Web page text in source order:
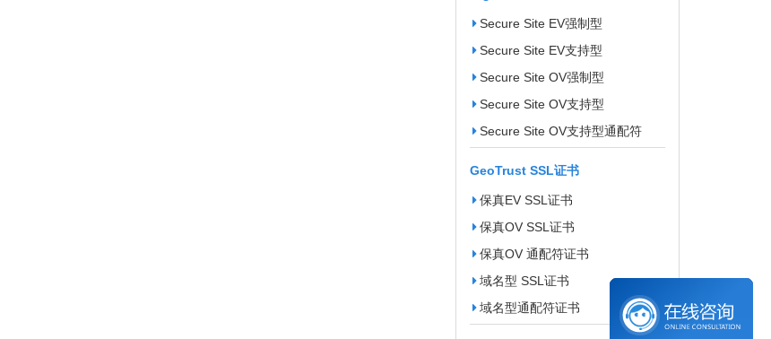
Secure Site EV强制型
Secure Site EV支持型
Secure Site OV强制型
Secure Site OV支持型
Secure Site OV支持型通配符
GeoTrust SSL证书
保真EV SSL证书
保真OV SSL证书
保真OV 通配符证书
域名型 SSL证书
域名型通配符证书